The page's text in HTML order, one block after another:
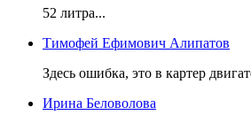
52 литра...
Тимофей Ефимович Алипатов
Здесь ошибка, это в картер
Ирина Беловолова